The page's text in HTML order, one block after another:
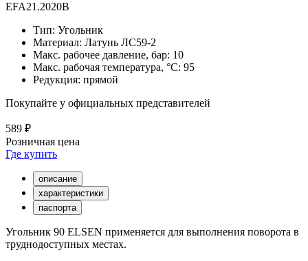
EFA21.2020B
Тип: Угольник
Материал: Латунь ЛС59-2
Макс. рабочее давление, бар: 10
Макс. рабочая температура, °С: 95
Редукция: прямой
Покупайте у официальных представителей
589 ₽
Розничная цена
Где купить
описание
характеристики
паспорта
Угольник 90 ELSEN применяется для выполнения поворота в
труднодоступных местах.